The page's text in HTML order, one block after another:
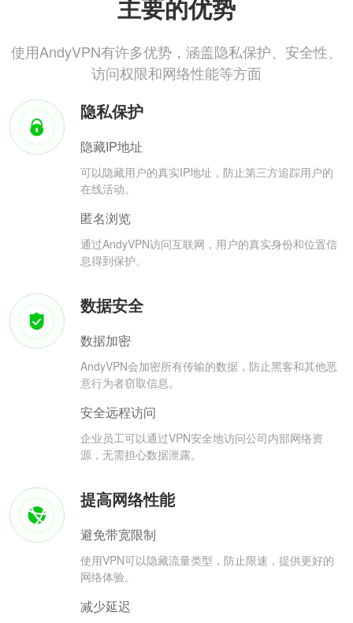
主要的优势
使用AndyVPN有许多优势，涵盖隐私保护、安全性、
访问权限和网络性能等方面
隐私保护
隐藏IP地址
可以隐藏用户的真实IP地址，防止第三方追踪用户的
在线活动。
匿名浏览
通过AndyVPN访问互联网，用户的真实身份和位置信
息得到保护。
数据安全
数据加密
AndyVPN会加密所有传输的数据，防止黑客和其他恶
意行为者窃取信息。
安全远程访问
企业员工可以通过VPN安全地访问公司内部网络资
源，无需担心数据泄露。
提高网络性能
避免带宽限制
使用VPN可以隐藏流量类型，防止限速，提供更好的
网络体验。
减少延迟